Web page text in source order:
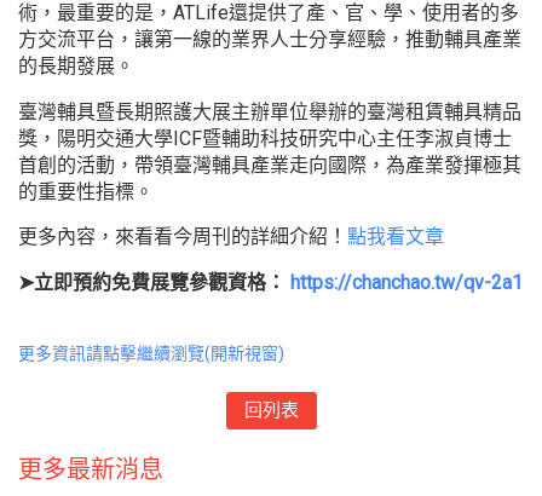
術，最重要的是，ATLife還提供了產、官、學、使用者的多
方交流平台，讓第一線的業界人士分享經驗，推動輔具產業
的長期發展。
臺灣輔具暨長期照護大展主辦單位舉辦的臺灣租賃輔具精品
獎，陽明交通大學ICF暨輔助科技研究中心主任李淑貞博士
首創的活動，帶領臺灣輔具產業走向國際，為產業發揮極其
的重要性指標。
更多內容，來看看今周刊的詳細介紹！ 點我看文章
➤立即預約免費展覽參觀資格： https://chanchao.tw/qv-2a1
更多資訊請點擊繼續瀏覽(開新視窗)
回列表
更多最新消息